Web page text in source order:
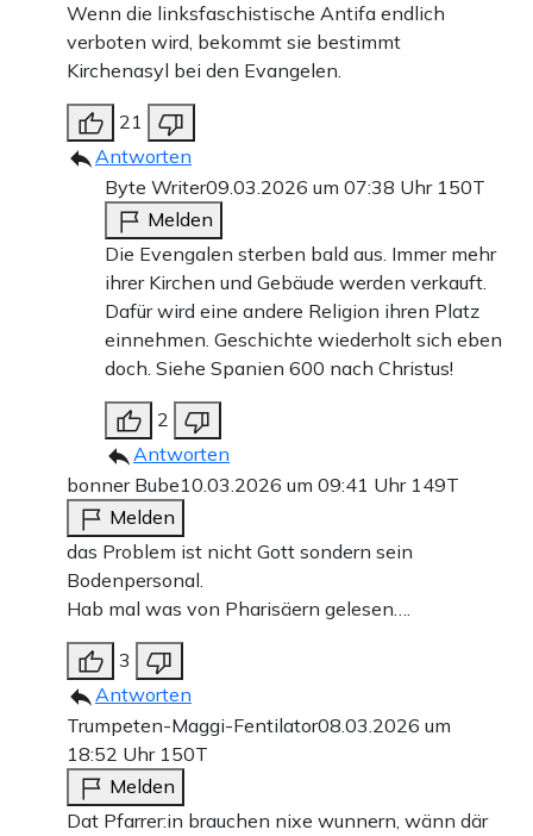
Wenn die linksfaschistische Antifa endlich
verboten wird, bekommt sie bestimmt
Kirchenasyl bei den Evangelen.
21
Antworten
Byte Writer09.03.2026 um 07:38 Uhr 150T
Melden
Die Evengalen sterben bald aus. Immer mehr
ihrer Kirchen und Gebäude werden verkauft.
Dafür wird eine andere Religion ihren Platz
einnehmen. Geschichte wiederholt sich eben
doch. Siehe Spanien 600 nach Christus!
2
Antworten
bonner Bube10.03.2026 um 09:41 Uhr 149T
Melden
das Problem ist nicht Gott sondern sein
Bodenpersonal.
Hab mal was von Pharisäern gelesen….
3
Antworten
Trumpeten-Maggi-Fentilator08.03.2026 um
18:52 Uhr 150T
Melden
Dat Pfarrer:in brauchen nixe wunnern, wänn där